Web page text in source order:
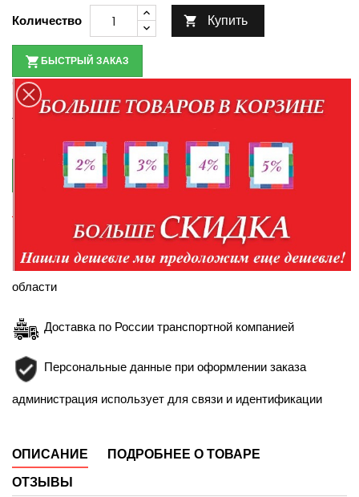
Количество  Купить
БЫСТРЫЙ ЗАКАЗ
Оплата при получении товара
По наличию товара уточняйте у менеджеров по
телефонам:+7-952-430-35-98
+7-904-094-99-99
КУПИТЬ В КРЕДИТ
Доставка в пределах Белгорода и Белгородской
области
Доставка по России транспортной компанией
Персональные данные при оформлении заказа
администрация использует для связи и идентификации
ОПИСАНИЕ
ПОДРОБНЕЕ О ТОВАРЕ
ОТЗЫВЫ